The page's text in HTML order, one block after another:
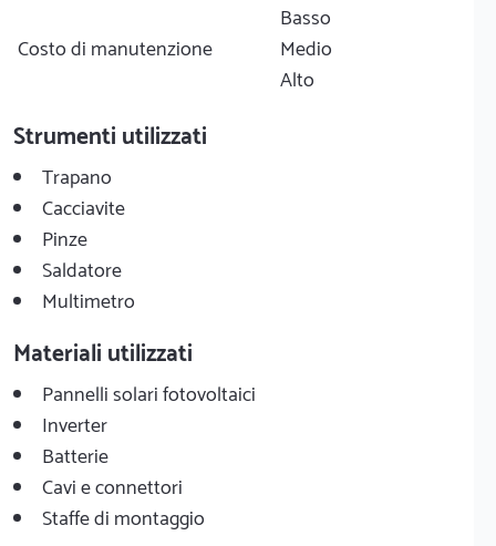
Costo di manutenzione
Basso
Medio
Alto
Strumenti utilizzati
Trapano
Cacciavite
Pinze
Saldatore
Multimetro
Materiali utilizzati
Pannelli solari fotovoltaici
Inverter
Batterie
Cavi e connettori
Staffe di montaggio